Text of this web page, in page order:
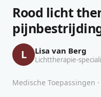
Rood licht
L Lisa van Berg
Lichttherapie-
Medische Toepassingen